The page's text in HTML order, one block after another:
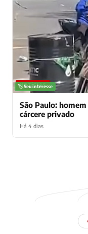
NOTÍCIAS
🏷️ Seu interesse
São Paulo:
cárcere privado
Há 4 dias